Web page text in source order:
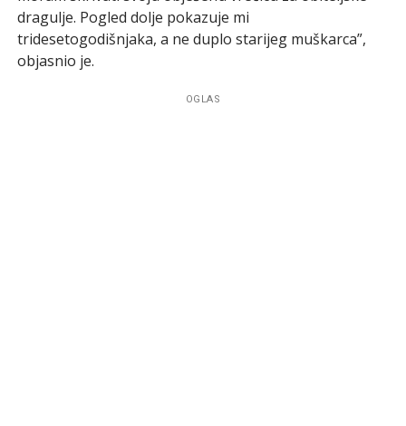
dragulje. Pogled dolje pokazuje mi
tridesetogodišnjaka, a ne duplo starijeg muškarca”,
objasnio je.
OGLAS